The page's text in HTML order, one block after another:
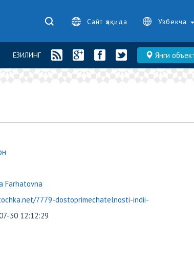
Сайт ҳақида Узбекча
Янги
ЁЗИЛИНГ
Farhatovna
7779-dostoprimechatelnosti-indii-
30 12:12:29